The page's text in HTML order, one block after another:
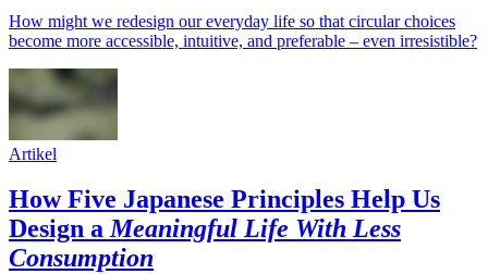
How might we redesign our everyday life so that circular choices
become more accessible, intuitive, and preferable – even irresistible?
Artikel
How Five Japanese Principles Help Us
Design aMeaningful Life With Less
Consumption